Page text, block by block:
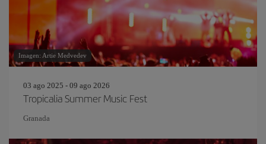
Imagen: Artie Medvedev
03 ago 2025 - 09 ago 2026
Tropicalia Summer Music Fest
Granada